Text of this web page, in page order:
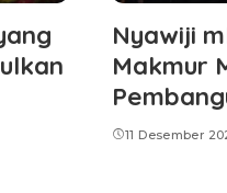
Nyawiji
Makmur
11 Desember